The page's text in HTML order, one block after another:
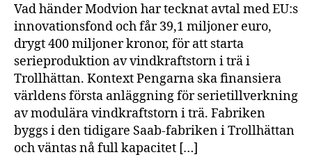
trä
Vad händer Modvion har tecknat avtal med EU:s
innovationsfond och får 39,1 miljoner euro,
drygt 400 miljoner kronor, för att starta
serieproduktion av vindkraftstorn i trä i
Trollhättan. Kontext Pengarna ska finansiera
världens första anläggning för serietillverkning
av modulära vindkraftstorn i trä. Fabriken
byggs i den tidigare Saab-fabriken i Trollhättan
och väntas nå full kapacitet […]